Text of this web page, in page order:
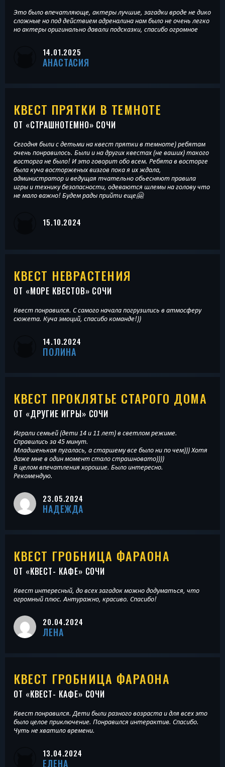
Это было впечатляюще, актеры лучшие, загадки вроде не дико
сложные но под действием адреналина нам было не очень легко
но актеры оригинально давали подсказки, спасибо огромное
14.01.2025
АНАСТАСИЯ
КВЕСТ ПРЯТКИ В ТЕМНОТЕ
ОТ «СТРАШНОТЕМНО» СОЧИ
Сегодня были с детьми на квест прятки в темноте) ребятам
очень понравилось. Были и на других квестах (не ваших) такого
восторга не было! И это говорит обо всем. Ребята в восторге
была куча восторженых визгов пока я их ждала,
администратор и ведущая тчательно обьесняют правила
игры и технику безопасности, одеваются шлемы на голову что
не мало важно! Будем рады прийти еще🤗
15.10.2024
КВЕСТ НЕВРАСТЕНИЯ
ОТ «МОРЕ КВЕСТОВ» СОЧИ
Квест понравился. С самого начала погрузились в атмосферу
сюжета. Куча эмоций, спасибо команде!))
14.10.2024
ПОЛИНА
КВЕСТ ПРОКЛЯТЬЕ СТАРОГО ДОМА
ОТ «ДРУГИЕ ИГРЫ» СОЧИ
Играли семьей (дети 14 и 11 лет) в светлом режиме.
Справились за 45 минут.
Младшенькая пугалась, а старшему все было ни по чем))) Хотя
даже мне в один момент стало страшновато))))
В целом впечатления хорошие. Было интересно.
Рекомендую.
23.05.2024
НАДЕЖДА
КВЕСТ ГРОБНИЦА ФАРАОНА
ОТ «КВЕСТ- КАФЕ» СОЧИ
Квест интересный, до всех загадок можно додуматься, что
огромный плюс. Антуражно, красиво. Спасибо!
20.04.2024
ЛЕНА
КВЕСТ ГРОБНИЦА ФАРАОНА
ОТ «КВЕСТ- КАФЕ» СОЧИ
Квест понравился. Дети были разного возраста и для всех это
было целое приключение. Понравился интерактив. Спасибо.
Чуть не хватило времени.
13.04.2024
ЕЛЕНА